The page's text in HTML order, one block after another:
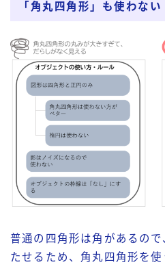
「角丸四角形」も使わない
普通の四角形は角があるの
たせるため、角丸四角形を使